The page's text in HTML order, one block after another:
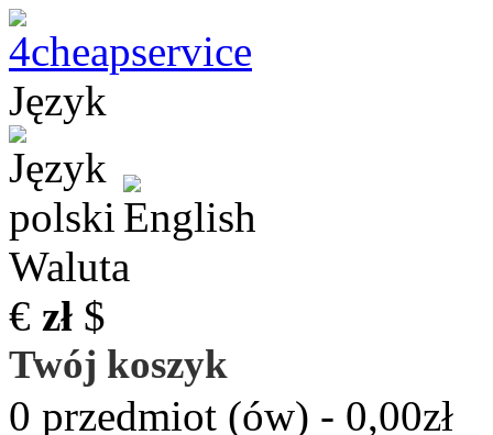
Język
Waluta
€ zł $
Twój koszyk
0 przedmiot (ów) - 0,00zł